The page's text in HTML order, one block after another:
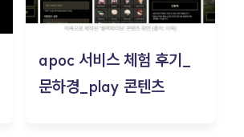
apoc 서비스 체험 후기_
문하경_play 콘텐츠